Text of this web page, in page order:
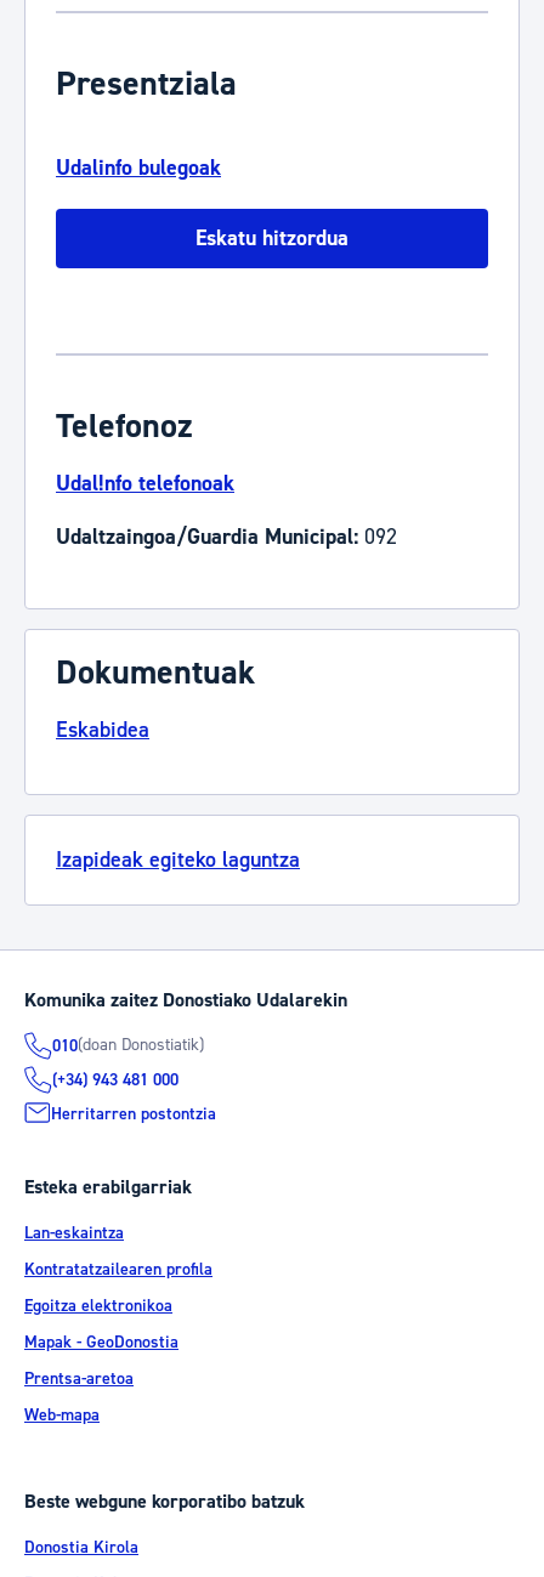
Presentziala
Udalinfo bulegoak
Eskatu hitzordua
Telefonoz
Udal!nfo telefonoak
Udaltzaingoa/Guardia Municipal: 092
Dokumentuak
Eskabidea
Izapideak egiteko laguntza
Komunika zaitez Donostiako Udalarekin
010(doan Donostiatik)
(+34) 943 481 000
Herritarren postontzia
Esteka erabilgarriak
Lan-eskaintza
Kontratatzailearen profila
Egoitza elektronikoa
Mapak - GeoDonostia
Prentsa-aretoa
Web-mapa
Beste webgune korporatibo batzuk
Donostia Kirola